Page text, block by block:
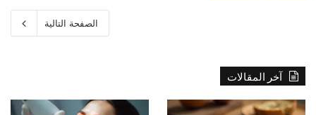
الصفحة التالية
آخر المقالات